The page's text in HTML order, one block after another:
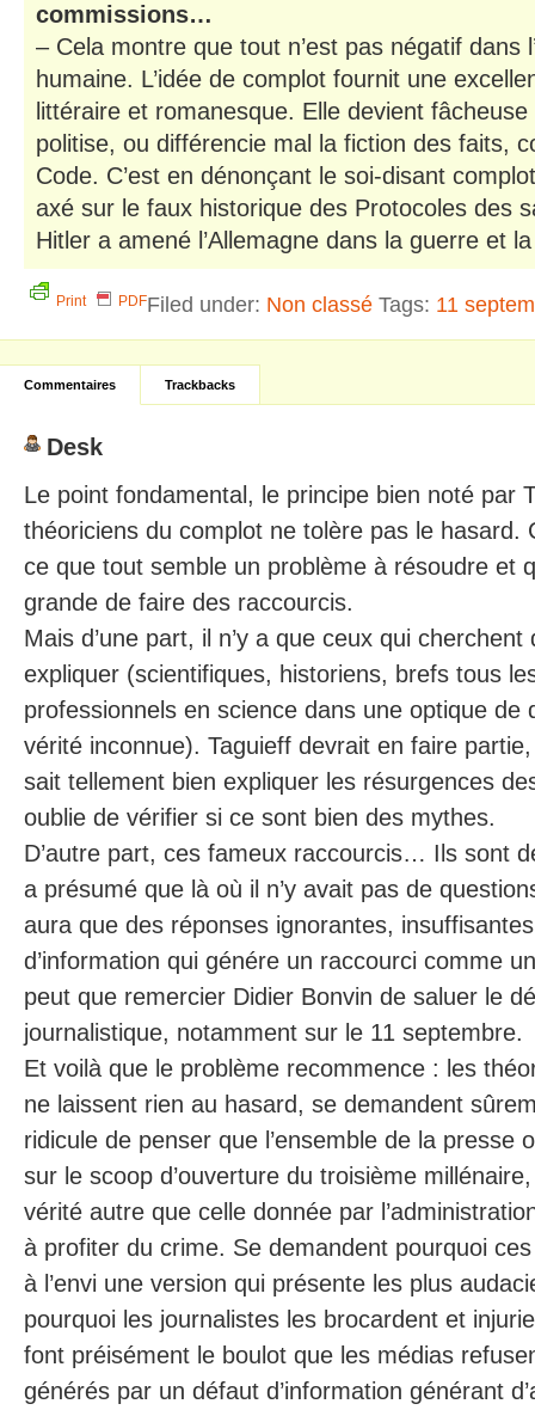
commissions…
– Cela montre que tout n’est pas négatif dans
humaine. L’idée de complot fournit une
littéraire et romanesque. Elle devient
politise, ou différencie mal la fiction des faits,
Code. C’est en dénonçant le soi-disant
axé sur le faux historique des Protocoles des
Hitler a amené l’Allemagne dans la guerre et
Print PDFFiled under: Non classé Tags: 11
Commentaires Trackbacks
Desk
Le point fondamental, le principe bien noté par
théoriciens du complot ne tolère pas le hasard.
ce que tout semble un problème à résoudre et
grande de faire des raccourcis.
Mais d’une part, il n’y a que ceux qui
expliquer (scientifiques, historiens, brefs tous
professionnels en science dans une optique de
vérité inconnue). Taguieff devrait en faire
sait tellement bien expliquer les résurgences
oublie de vérifier si ce sont bien des mythes.
D’autre part, ces fameux raccourcis… Ils sont
a présumé que là où il n’y avait pas de
aura que des réponses ignorantes,
d’information qui génére un raccourci comme
peut que remercier Didier Bonvin de saluer le
journalistique, notamment sur le 11 septembre.
Et voilà que le problème recommence : les
ne laissent rien au hasard, se demandent
ridicule de penser que l’ensemble de la presse
sur le scoop d’ouverture du troisième
vérité autre que celle donnée par
à profiter du crime. Se demandent pourquoi
à l’envi une version qui présente les plus
pourquoi les journalistes les brocardent et
font préisément le boulot que les médias
générés par un défaut d’information générant